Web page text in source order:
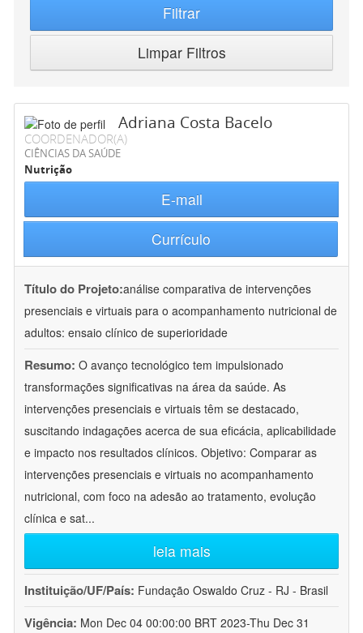
Filtrar
Limpar Filtros
Adriana Costa Bacelo
COORDENADOR(A)
CIÊNCIAS DA SAÚDE
Nutrição
E-mail
Currículo
Título do Projeto:análise comparativa de intervenções
presenciais e virtuais para o acompanhamento nutricional de
adultos: ensaio clínico de superioridade
Resumo: O avanço tecnológico tem impulsionado
transformações significativas na área da saúde. As
intervenções presenciais e virtuais têm se destacado,
suscitando indagações acerca de sua eficácia, aplicabilidade
e impacto nos resultados clínicos. Objetivo: Comparar as
intervenções presenciais e virtuais no acompanhamento
nutricional, com foco na adesão ao tratamento, evolução
clínica e sat...
leia mais
Instituição/UF/País: Fundação Oswaldo Cruz - RJ - Brasil
Vigência: Mon Dec 04 00:00:00 BRT 2023-Thu Dec 31